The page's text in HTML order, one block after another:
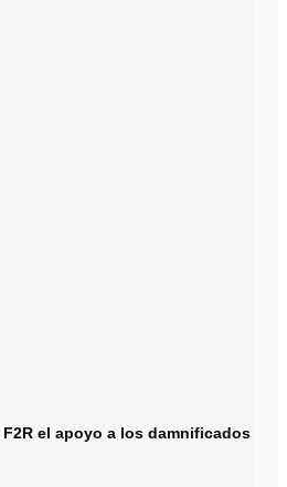
el apoyo a los damnificados